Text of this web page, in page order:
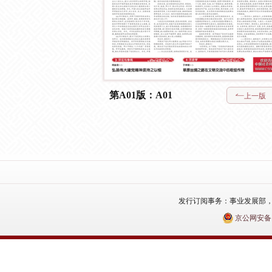
第A01版：A01 上一版
发行订阅事务：事业发展部
京公网安备